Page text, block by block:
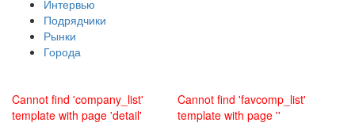
Интервью
Подрядчики
Рынки
Города
Cannot find 'company_list'
template with page 'detail'
Cannot find 'favcomp_list'
template with page ''